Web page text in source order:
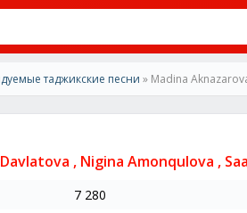
таджикские песни » Madina Aknazarova ,
, Nigina Amonqulova ,
7 280